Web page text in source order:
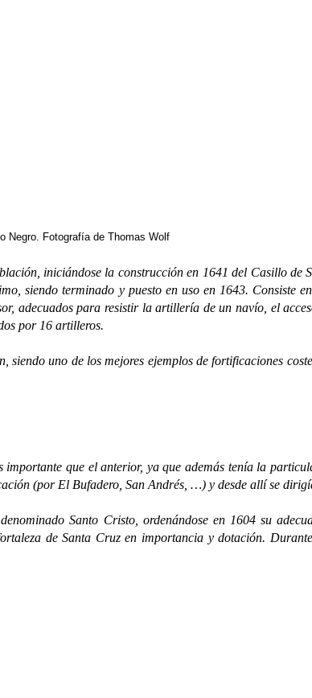
Negro. Fotografía de Thomas Wolf
iniciándose la construcción en 1641 del Casillo de
siendo terminado y puesto en uso en 1643. Consiste
adecuados para resistir la artillería de un navío, el
por 16 artilleros.
uno de los mejores ejemplos de fortificaciones
que el anterior, ya que además tenía la
(por El Bufadero, San Andrés, …) y desde allí se
Santo Cristo, ordenándose en 1604 su
de Santa Cruz en importancia y dotación.